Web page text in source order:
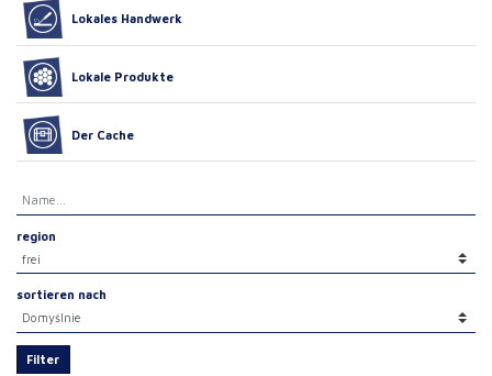
Lokales Handwerk
Lokale Produkte
Der Cache
region
sortieren nach
Filter